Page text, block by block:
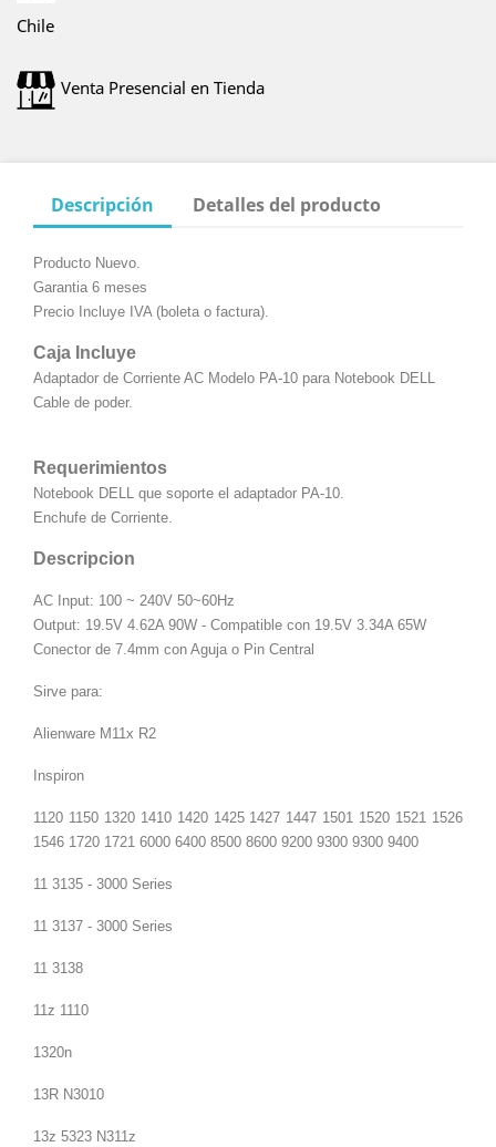
Chile
Venta Presencial en Tienda
Descripción Detalles del producto
Producto Nuevo.
Garantia 6 meses
Precio Incluye IVA (boleta o factura).
Caja Incluye
Adaptador de Corriente AC Modelo PA-10 para Notebook DELL
Cable de poder.
Requerimientos
Notebook DELL que soporte el adaptador PA-10.
Enchufe de Corriente.
Descripcion
AC Input: 100 ~ 240V 50~60Hz
Output: 19.5V 4.62A 90W - Compatible con 19.5V 3.34A 65W
Conector de 7.4mm con Aguja o Pin Central
Sirve para:
Alienware M11x R2
Inspiron
1120 1150 1320 1410 1420 1425 1427 1447 1501 1520 1521 1526
1546 1720 1721 6000 6400 8500 8600 9200 9300 9300 9400
11 3135 - 3000 Series
11 3137 - 3000 Series
11 3138
11z 1110
1320n
13R N3010
13z 5323 N311z